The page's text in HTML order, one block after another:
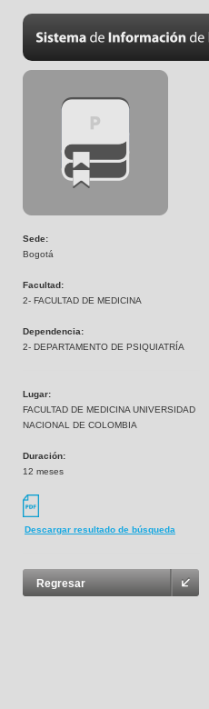
Sede:
Bogotá
Facultad:
2- FACULTAD DE MEDICINA
Dependencia:
2- DEPARTAMENTO DE PSIQUIATRÍA
Lugar:
FACULTAD DE MEDICINA UNIVERSIDAD
NACIONAL DE COLOMBIA
Duración:
12 meses
Descargar resultado de búsqueda
Regresar